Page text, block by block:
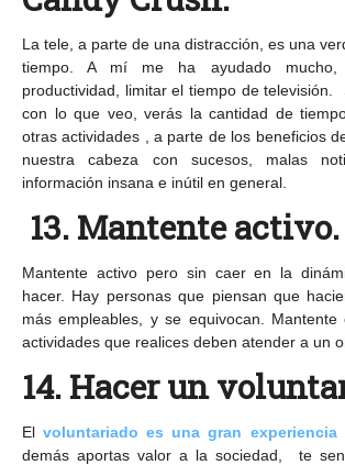
La tele, a parte de una distracción, es una
tiempo. A mí me ha ayudado
productividad, limitar el tiempo de televisión.
con lo que veo, verás la cantidad de
otras actividades , a parte de los beneficios
nuestra cabeza con sucesos, malas
información insana e inútil en general.
13. Mantente activo.
Mantente activo pero sin caer en la
hacer. Hay personas que piensan que
más empleables, y se equivocan.
actividades que realices deben atender a un o
14. Hacer un
Elvoluntariado es una gran experiencia.
demás aportas valor a la sociedad, te